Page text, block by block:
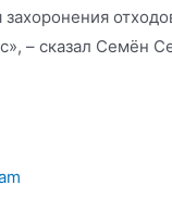
захоронения
– сказал Семён